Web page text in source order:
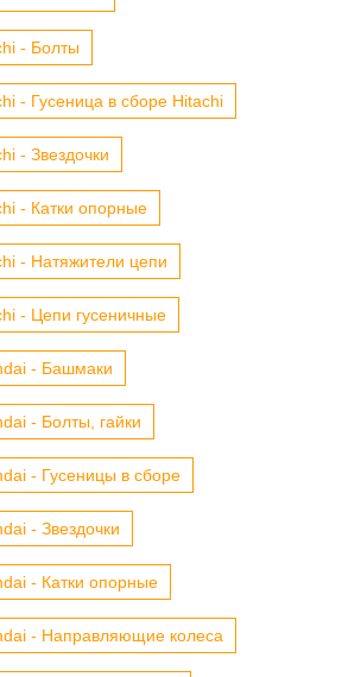
- Болты
- Гусеница в сборе Hitachi
- Звездочки
- Катки опорные
- Натяжители цепи
- Цепи гусеничные
- Башмаки
- Болты, гайки
- Гусеницы в сборе
- Звездочки
- Катки опорные
- Направляющие колеса